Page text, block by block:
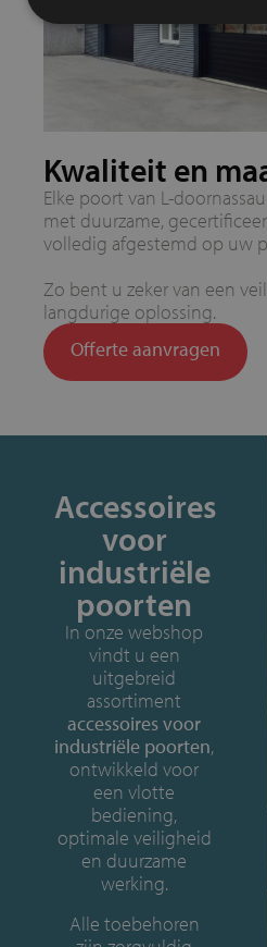
Kwaliteit en
Elke poort van L-
met duurzame,
volledig afgestemd op uw
Zo bent u zeker van een
langdurige oplossing.
Offerte aanvragen
Accessoires
voor
industriële
poorten
In onze webshop
vindt u een
uitgebreid
assortiment
accessoires voor
industriële poorten,
ontwikkeld voor
een vlotte
bediening,
optimale veiligheid
en duurzame
werking.
Alle toebehoren